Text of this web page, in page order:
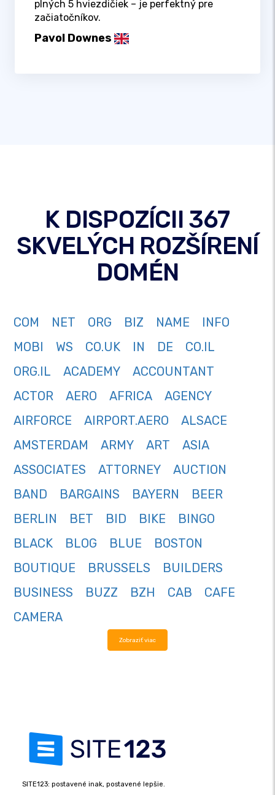
plných 5 hviezdičiek – je perfektný pre
začiatočníkov.
Pavol Downes
K DISPOZÍCII 367
SKVELÝCH ROZŠÍRENÍ
DOMÉN
COM NET ORG BIZ NAME
INFO
MOBI
WS CO.UK IN DE
CO.IL
ORG.IL
ACADEMY
ACCOUNTANT
ACTOR
AERO AFRICA
AGENCY
AIRFORCE
AIRPORT.AERO
ALSACE
AMSTERDAM
ARMY ART
ASIA
ASSOCIATES
ATTORNEY
AUCTION
BAND
BARGAINS BAYERN
BEER
BERLIN
BET BID BIKE
BINGO
BLACK
BLOG BLUE
BOSTON
BOUTIQUE
BRUSSELS
BUILDERS
BUSINESS
BUZZ BZH CAB
CAFE
CAMERA
Zobraziť viac
SITE123: postavené inak, postavené lepšie.